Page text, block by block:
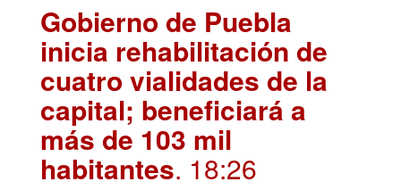
Gobierno de Puebla
inicia rehabilitación de
cuatro vialidades de la
capital; beneficiará a
más de 103 mil
habitantes. 18:26